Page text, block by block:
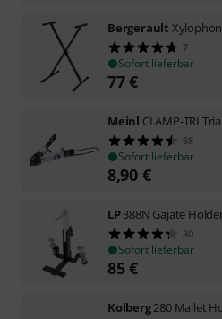
Bergerault
7
Sofort lieferbar
77€
Meinl CLAMP-TRI
68
Sofort lieferbar
8,90 €
LP388N Gajate
30
Sofort lieferbar
85€
Kolberg280 Mallet